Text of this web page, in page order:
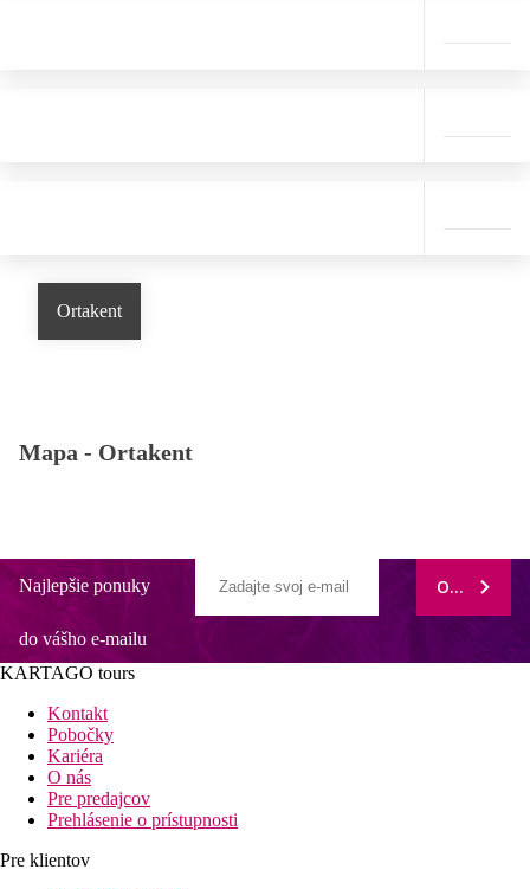
Ortakent
Mapa - Ortakent
Najlepšie ponuky
do vášho e-mailu
ODOBERAŤ
KARTAGO tours
Kontakt
Pobočky
Kariéra
O nás
Pre predajcov
Prehlásenie o prístupnosti
Pre klientov